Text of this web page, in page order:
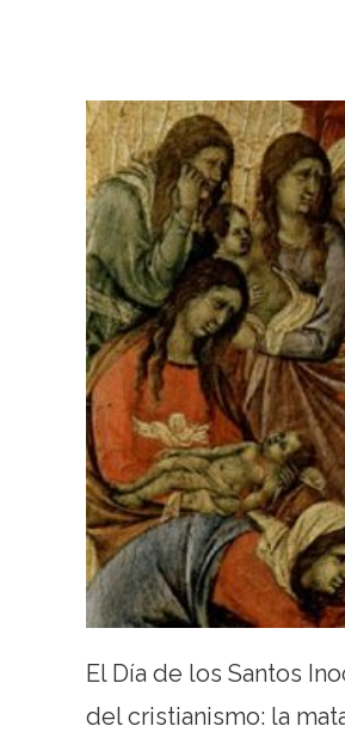
El Día de los Santos
del cristianismo: la